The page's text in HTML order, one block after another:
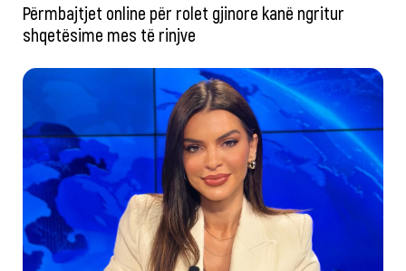
Përmbajtjet online për rolet gjinore kanë ngritur
shqetësime mes të rinjve